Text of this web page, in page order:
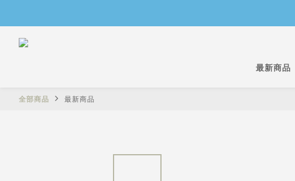
最新商品
全部商品 最新商品